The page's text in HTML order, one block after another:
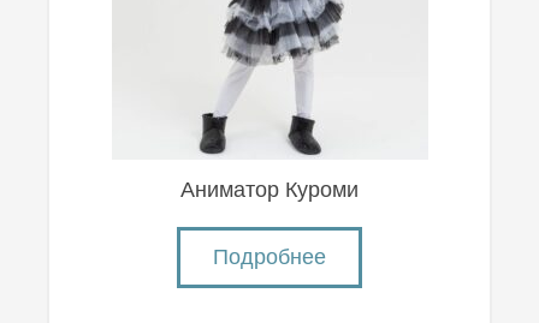
Аниматор Куроми
Подробнее